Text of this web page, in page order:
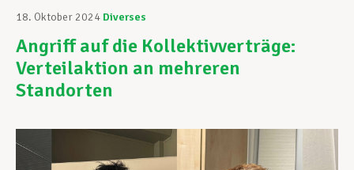
Ihre Rechte
18. Oktober 2024 Diverses
Angriff auf die Kollektivverträge:
Verteilaktion an mehreren
Standorten